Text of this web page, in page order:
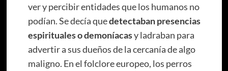
ver y percibir entidades que los humanos no
podían. Se decía quedetectaban presencias
espirituales o demoníacasy ladraban para
advertir a sus dueños de la cercanía de algo
maligno. En el folclore europeo, los perros